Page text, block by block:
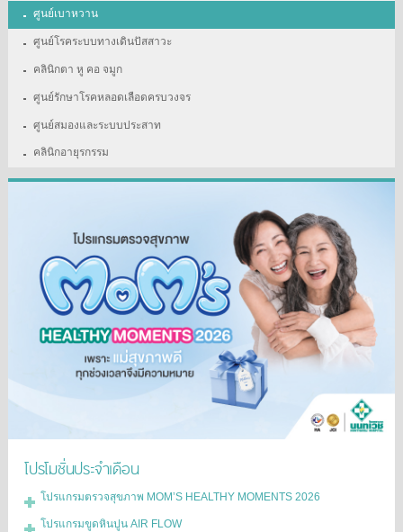
ศูนย์เบาหวาน
ศูนย์โรคระบบทางเดินปัสสาวะ
คลินิกตา หู คอ จมูก
ศูนย์รักษาโรคหลอดเลือดครบวงจร
ศูนย์สมองและระบบประสาท
คลินิกอายุรกรรม
โปรโมชั่นประจำเดือน
โปรแกรมตรวจสุขภาพ MOM’S HEALTHY MOMENTS 2026
โปรแกรมขูดหินปูน AIR FLOW